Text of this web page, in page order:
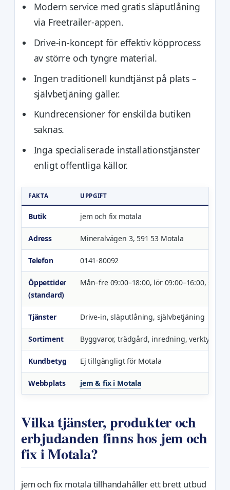
Modern service med gratis släputlåning
via Freetrailer-appen.
Drive-in-koncept för effektiv köpprocess
av större och tyngre material.
Ingen traditionell kundtjänst på plats –
självbetjäning gäller.
Kundrecensioner för enskilda butiken
saknas.
Inga specialiserade installationstjänster
enligt offentliga källor.
FAKTA UPPGIFT
Butik jem och fix motala
Adress Mineralvägen 3, 591 53 Motala
Telefon 0141-80092
Öppettider
(standard)
Mån–fre 09:00–18:00, lör 09:00–16:00, sön/
Tjänster Drive-in, släputlåning, självbetjäning
Sortiment Byggvaror, trädgård, inredning, verktyg
Kundbetyg Ej tillgängligt för Motala
Webbplats jem & fix i Motala
Vilka tjänster, produkter och
erbjudanden finns hos jem och
fix i Motala?
jem och fix motala tillhandahåller ett brett utbud